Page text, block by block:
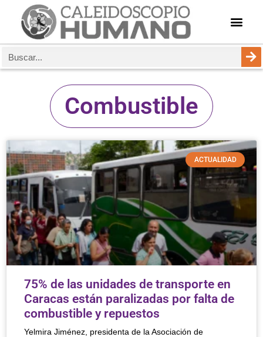
Combustible
ACTUALIDAD
75% de las unidades de transporte en
Caracas están paralizadas por falta de
combustible y repuestos
Yelmira Jiménez, presidenta de la Asociación de